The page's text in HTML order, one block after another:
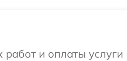
работ и оплаты